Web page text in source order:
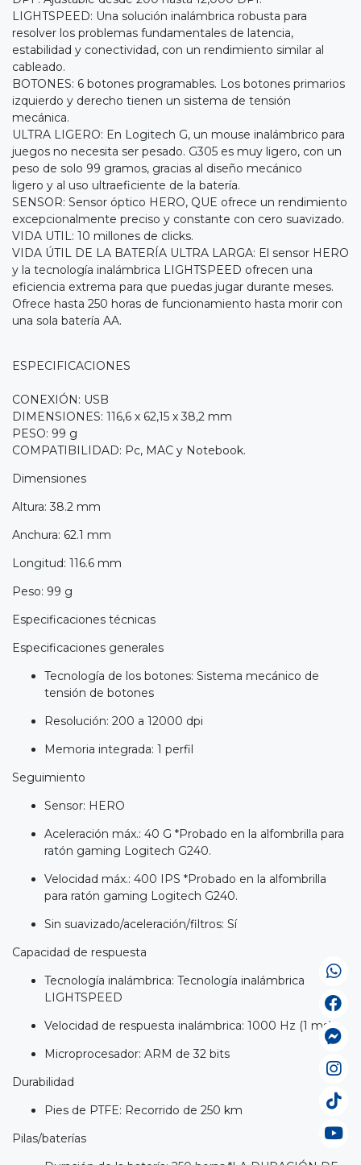
LIGHTSPEED: Una solución inalámbrica robusta para
resolver los problemas fundamentales de latencia,
estabilidad y conectividad, con un rendimiento similar al
cableado.
BOTONES: 6 botones programables. Los botones primarios
izquierdo y derecho tienen un sistema de tensión
mecánica.
ULTRA LIGERO: En Logitech G, un mouse inalámbrico para
juegos no necesita ser pesado. G305 es muy ligero, con un
peso de solo 99 gramos, gracias al diseño mecánico
ligero y al uso ultraeficiente de la batería.
SENSOR: Sensor óptico HERO, QUE ofrece un rendimiento
excepcionalmente preciso y constante con cero suavizado.
VIDA UTIL: 10 millones de clicks.
VIDA ÚTIL DE LA BATERÍA ULTRA LARGA: El sensor HERO
y la tecnología inalámbrica LIGHTSPEED ofrecen una
eficiencia extrema para que puedas jugar durante meses.
Ofrece hasta 250 horas de funcionamiento hasta morir con
una sola batería AA.
ESPECIFICACIONES
CONEXIÓN: USB
DIMENSIONES: 116,6 x 62,15 x 38,2 mm
PESO: 99 g
COMPATIBILIDAD: Pc, MAC y Notebook.
Dimensiones
Altura: 38.2 mm
Anchura: 62.1 mm
Longitud: 116.6 mm
Peso: 99 g
Especificaciones técnicas
Especificaciones generales
Tecnología de los botones: Sistema mecánico de
tensión de botones
Resolución: 200 a 12000 dpi
Memoria integrada: 1 perfil
Seguimiento
Sensor: HERO
Aceleración máx.: 40 G *Probado en la alfombrilla para
ratón gaming Logitech G240.
Velocidad máx.: 400 IPS *Probado en la alfombrilla
para ratón gaming Logitech G240.
Sin suavizado/aceleración/filtros: Sí
Capacidad de respuesta
Tecnología inalámbrica: Tecnología inalámbrica
LIGHTSPEED
Velocidad de respuesta inalámbrica: 1000 Hz (1 ms)
Microprocesador: ARM de 32 bits
Durabilidad
Pies de PTFE: Recorrido de 250 km
Pilas/baterías